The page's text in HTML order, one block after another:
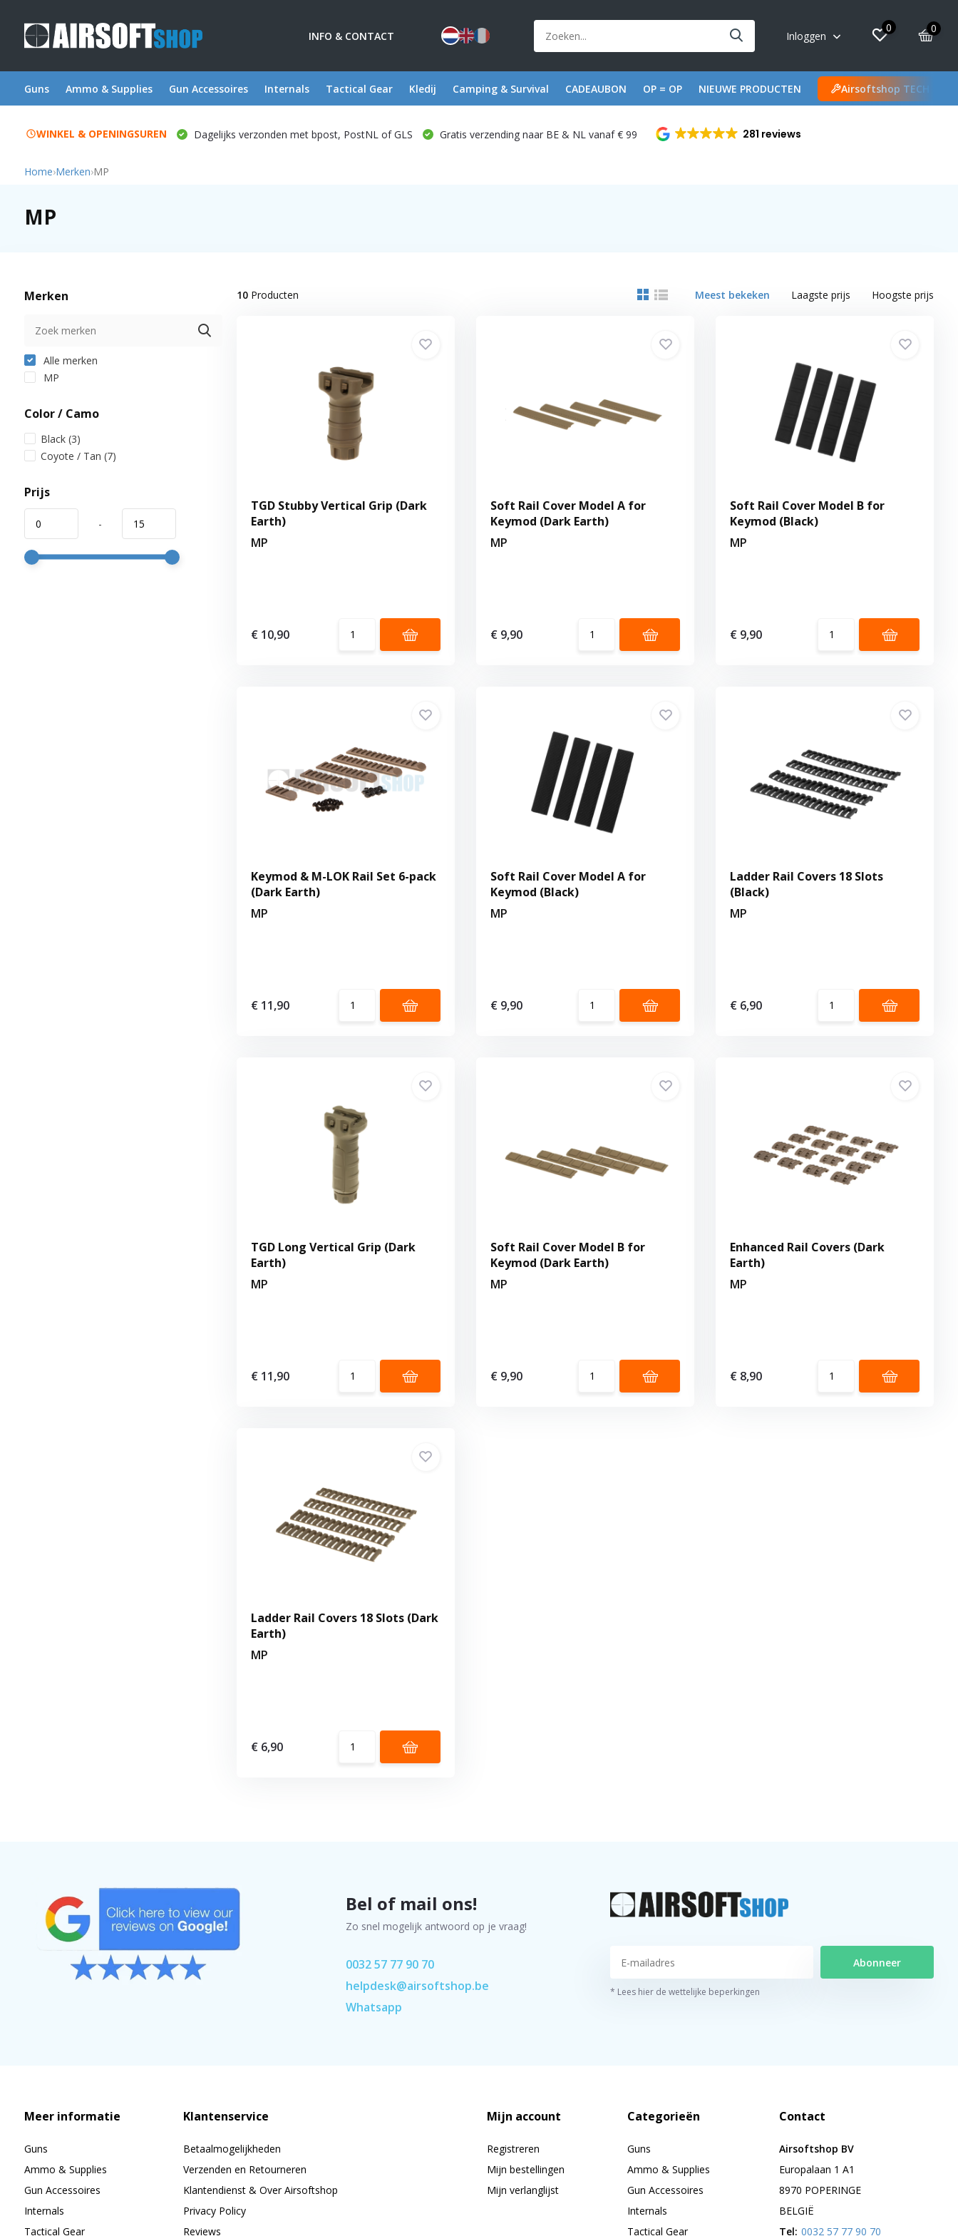
INFO & CONTACT Inloggen
0 0
Guns Ammo & Supplies Gun Accessoires Internals Tactical Gear Kledij Camping & Survival CADEAUBON OP = OP NIEUWE PRODUCTEN Airsoftshop TECH
WINKEL & OPENINGSUREN Dagelijks verzonden met bpost, PostNL of GLS Gratis verzending naar BE & NL vanaf € 99 281 reviews
Home›Merken›MP
MP
Merken
Alle merken
MP
Color / Camo
Black (3)
Coyote / Tan (7)
Prijs
-
10Producten Meest bekeken Laagste prijs Hoogste prijs
TGD Stubby Vertical Grip (Dark
Earth)
MP
€ 10,90
Soft Rail Cover Model A for
Keymod (Dark Earth)
MP
€ 9,90
Soft Rail Cover Model B for
Keymod (Black)
MP
€ 9,90
Keymod & M-LOK Rail Set 6-pack
(Dark Earth)
MP
€ 11,90
Soft Rail Cover Model A for
Keymod (Black)
MP
€ 9,90
Ladder Rail Covers 18 Slots
(Black)
MP
€ 6,90
TGD Long Vertical Grip (Dark
Earth)
MP
€ 11,90
Soft Rail Cover Model B for
Keymod (Dark Earth)
MP
€ 9,90
Enhanced Rail Covers (Dark
Earth)
MP
€ 8,90
Ladder Rail Covers 18 Slots (Dark
Earth)
MP
€ 6,90
Bel of mail ons!
Zo snel mogelijk antwoord op je vraag!
0032 57 77 90 70
helpdesk@airsoftshop.be
Whatsapp
Abonneer
* Lees hier de wettelijke beperkingen
Meer informatie
Guns
Ammo & Supplies
Gun Accessoires
Internals
Tactical Gear
Klantenservice
Betaalmogelijkheden
Verzenden en Retourneren
Klantendienst & Over Airsoftshop
Privacy Policy
Reviews
Mijn account
Registreren
Mijn bestellingen
Mijn verlanglijst
Categorieën
Guns
Ammo & Supplies
Gun Accessoires
Internals
Tactical Gear
Contact
Airsoftshop BV
Europalaan 1 A1
8970 POPERINGE
BELGIË
Tel: 0032 57 77 90 70